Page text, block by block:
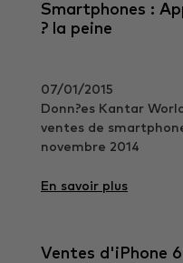
Smartphones :
? la peine
07/01/2015
Donn?es Kantar
ventes de
novembre 2014
En savoir plus
Ventes d'iPhone